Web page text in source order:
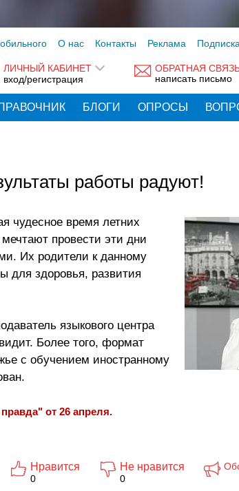
О нас Контакты Реклама Подписка
ОБРАТНАЯ
написать письмо
ЛИЧНЫЙ КАБИНЕТ
вход/регистрация
БЛОГИ ОПРОСЫ
работы радуют!
чудесное время летних
провести эти дни
Их родители к данному
для здоровья, развития
языкового центра
Более того, формат
с обучением иностранному
от 26 апреля.
Нравится
0
Не нравится
0